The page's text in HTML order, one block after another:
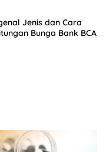
Jenis dan Cara
Bunga Bank BCA